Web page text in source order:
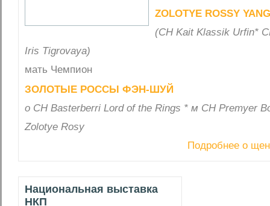
ZOLOTYE ROSSY
(СН Kait Klassik Urfin*
Iris Tigrovaya)
мать Чемпион
ЗОЛОТЫЕ РОССЫ ФЭН-ШУЙ
о CH Basterberri Lord of the Rings * м CH Premyer
Zolotye Rosy
Подробнее о
Национальная выставка
НКП